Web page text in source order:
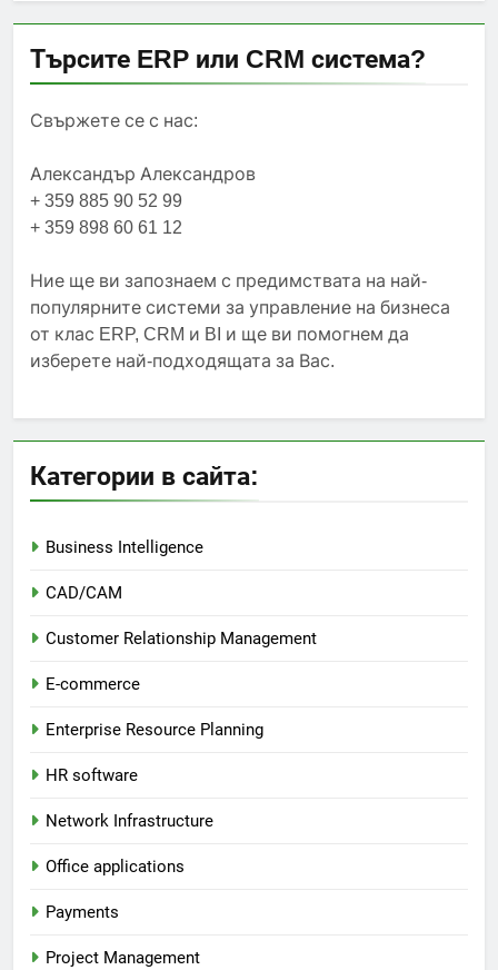
Търсите ERP или CRM система?
Свържете се с нас:
Александър Александров
+ 359 885 90 52 99
+ 359 898 60 61 12
Ние ще ви запознаем с предимствата на най-
популярните системи за управление на бизнеса
от клас ERP, CRM и BI и ще ви помогнем да
изберете най-подходящата за Вас.
Категории в сайта:
Business Intelligence
CAD/CAM
Customer Relationship Management
E-commerce
Enterprise Resource Planning
HR software
Network Infrastructure
Office applications
Payments
Project Management